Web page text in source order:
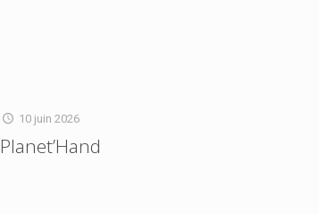
10 juin 2026
Planet’Hand